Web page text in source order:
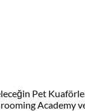
Pet
Academy